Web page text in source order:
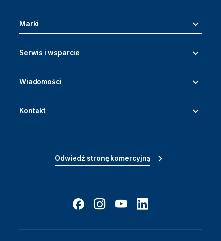
Marki
Serwis i wsparcie
Wiadomości
Kontakt
Odwiedź stronę komercyjną